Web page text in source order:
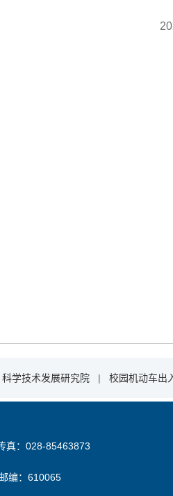
科学技术发展研究院 | 校园机动车出
真：028-85463873
编：610065